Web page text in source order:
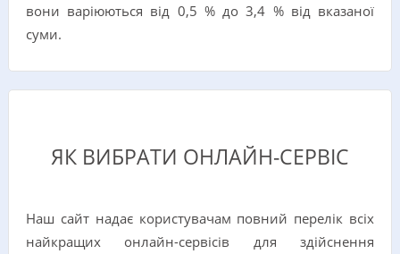
вони варіюються від 0,5 % до 3,4 % від вказаної
суми.
ЯК ВИБРАТИ ОНЛАЙН-СЕРВІС
Наш сайт надає користувачам повний перелік всіх
найкращих онлайн-сервісів для здійснення